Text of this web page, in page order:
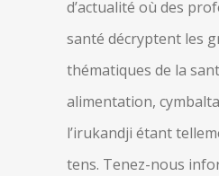
d’actualité où des
santé décryptent les
thématiques de la
alimentation,
l’irukandji étant
tens. Tenez-nous